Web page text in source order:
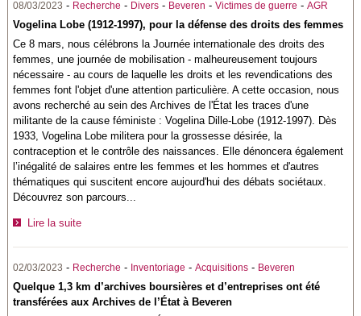
08/03/2023 - Recherche - Divers - Beveren -Victimes de guerre -AGR
Vogelina Lobe (1912-1997), pour la défense des droits des femmes
Ce 8 mars, nous célébrons la Journée internationale des droits des
femmes, une journée de mobilisation - malheureusement toujours
nécessaire - au cours de laquelle les droits et les revendications des
femmes font l'objet d'une attention particulière. A cette occasion, nous
avons recherché au sein des Archives de l'État les traces d'une
militante de la cause féministe : Vogelina Dille-Lobe (1912-1997). Dès
1933, Vogelina Lobe militera pour la grossesse désirée, la
contraception et le contrôle des naissances. Elle dénoncera également
l’inégalité de salaires entre les femmes et les hommes et d'autres
thématiques qui suscitent encore aujourd'hui des débats sociétaux.
Découvrez son parcours...
Lire la suite
02/03/2023 - Recherche - Inventoriage -Acquisitions - Beveren
Quelque 1,3 km d’archives boursières et d’entreprises ont été
transférées aux Archives de l’État à Beveren